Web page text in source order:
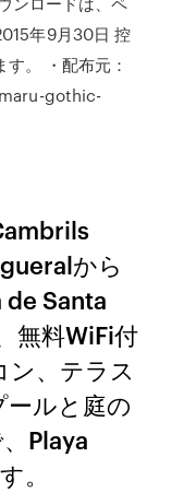
年9月30日 控
。 ・配布元：
gothic-
から
Santa
無料WiFi付
ン、テラス
ルと庭の
Playa
。